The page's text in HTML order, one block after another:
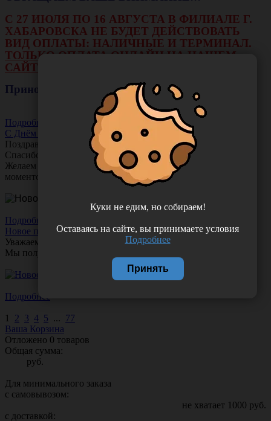
С 27 ИЮЛЯ ПО 16 АВГУСТА В ФИЛИАЛЕ Г.
ХАБАРОВСКА НЕ БУДЕТ ДЕЙСТВОВАТЬ
ВИД ОПЛАТЫ: НАЛИЧНЫЕ И ТЕРМИНАЛ.
ТОЛЬКО ОПЛАТА ОНЛАЙН НА НАШЕМ
САЙТЕ ИЛИ ЧЕРЕЗ РАСЧЕТНЫЙ СЧЕТ.
Приносим свои извинения!
Подробнее
С Днём Акушера-Гинеколога!
Поздравляем с Днём Акушера-Гинеколога!
Спасибо за ваш труд, заботу и тепло!
Желаем вам любви, здоровья и множество счастливых
моментов!
Подробнее
Новое поступление!
Уважаемые клиенты!
Мы получили новое поступление шприцев
Подробнее
1 2 3 4 5 ... 77
Ваша Корзина
Отложено 0 товаров
Общая сумма:
руб.
Для минимального заказа
с самовывозом:
не хватает 1000 руб.
с доставкой:
Куки не едим, но собираем!
Оставаясь на сайте, вы принимаете условия
Подробнее
Принять